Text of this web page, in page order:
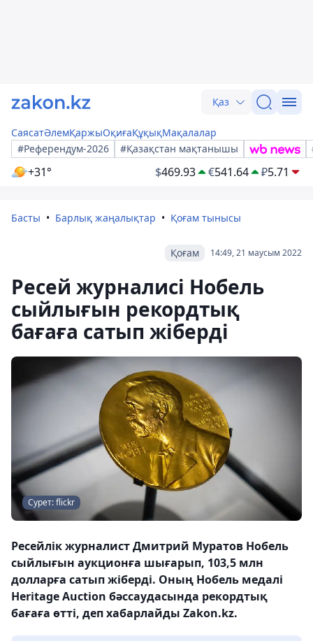
Қаз
СаясатӘлемҚаржыОқиғаҚұқықМақалалар
#Референдум-2026
#Қазақстан мақтанышы
+31° $469.93 €541.64 ₽5.71
Басты Барлық жаңалықтар Қоғам тынысы
14:49, 21 маусым 2022
Қоғам
Ресей журналисі Нобель
сыйлығын рекордтық
бағаға сатып жіберді
Сурет: flickr
Ресейлік журналист Дмитрий Муратов Нобель
сыйлығын аукционға шығарып, 103,5 млн
долларға сатып жіберді. Оның Нобель медалі
Heritage Auction бәссаудасында рекордтық
бағаға өтті, деп хабарлайды Zakon.kz.